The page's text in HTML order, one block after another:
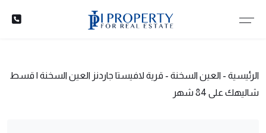
الرئيسية - العين السخنة - قرية لافيستا جاردنز العين السخنة | قسط
شاليهك على 84 شهر